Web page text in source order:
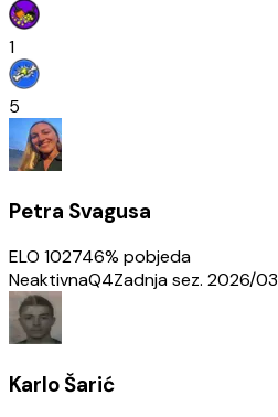
1
5
Petra Svagusa
ELO 102746% pobjeda
NeaktivnaQ4Zadnja sez. 2026/03
Karlo Šarić